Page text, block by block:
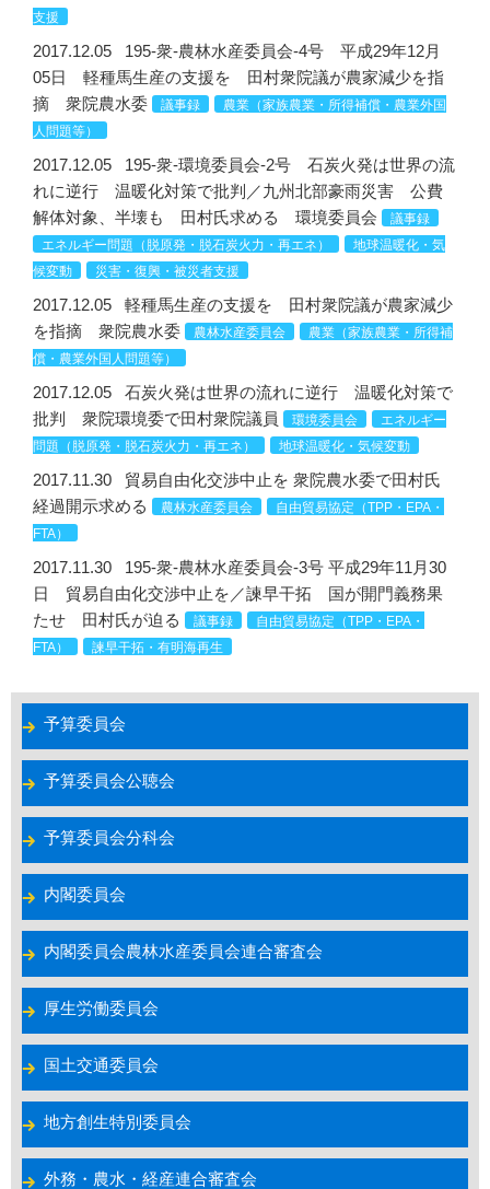
支援
2017.12.05
195-衆-農林水産委員会-4号 平成29年12月
05日 軽種馬生産の支援を 田村衆院議が農家減少を指
摘 衆院農水委
議事録
農業（家族農業・所得補償・農業外国
人問題等）
2017.12.05
195-衆-環境委員会-2号 石炭火発は世界の流
れに逆行 温暖化対策で批判／九州北部豪雨災害 公費
解体対象、半壊も 田村氏求める 環境委員会
議事録
エネルギー問題（脱原発・脱石炭火力・再エネ）
地球温暖化・気
候変動
災害・復興・被災者支援
2017.12.05
軽種馬生産の支援を 田村衆院議が農家減少
を指摘 衆院農水委
農林水産委員会
農業（家族農業・所得補
償・農業外国人問題等）
2017.12.05
石炭火発は世界の流れに逆行 温暖化対策で
批判 衆院環境委で田村衆院議員
環境委員会
エネルギー
問題（脱原発・脱石炭火力・再エネ）
地球温暖化・気候変動
2017.11.30
貿易自由化交渉中止を 衆院農水委で田村氏
経過開示求める
農林水産委員会
自由貿易協定（TPP・EPA・
FTA）
2017.11.30
195-衆-農林水産委員会-3号 平成29年11月30
日 貿易自由化交渉中止を／諫早干拓 国が開門義務果
たせ 田村氏が迫る
議事録
自由貿易協定（TPP・EPA・
FTA）
諫早干拓・有明海再生
予算委員会
予算委員会公聴会
予算委員会分科会
内閣委員会
内閣委員会農林水産委員会連合審査会
厚生労働委員会
国土交通委員会
地方創生特別委員会
外務・農水・経産連合審査会